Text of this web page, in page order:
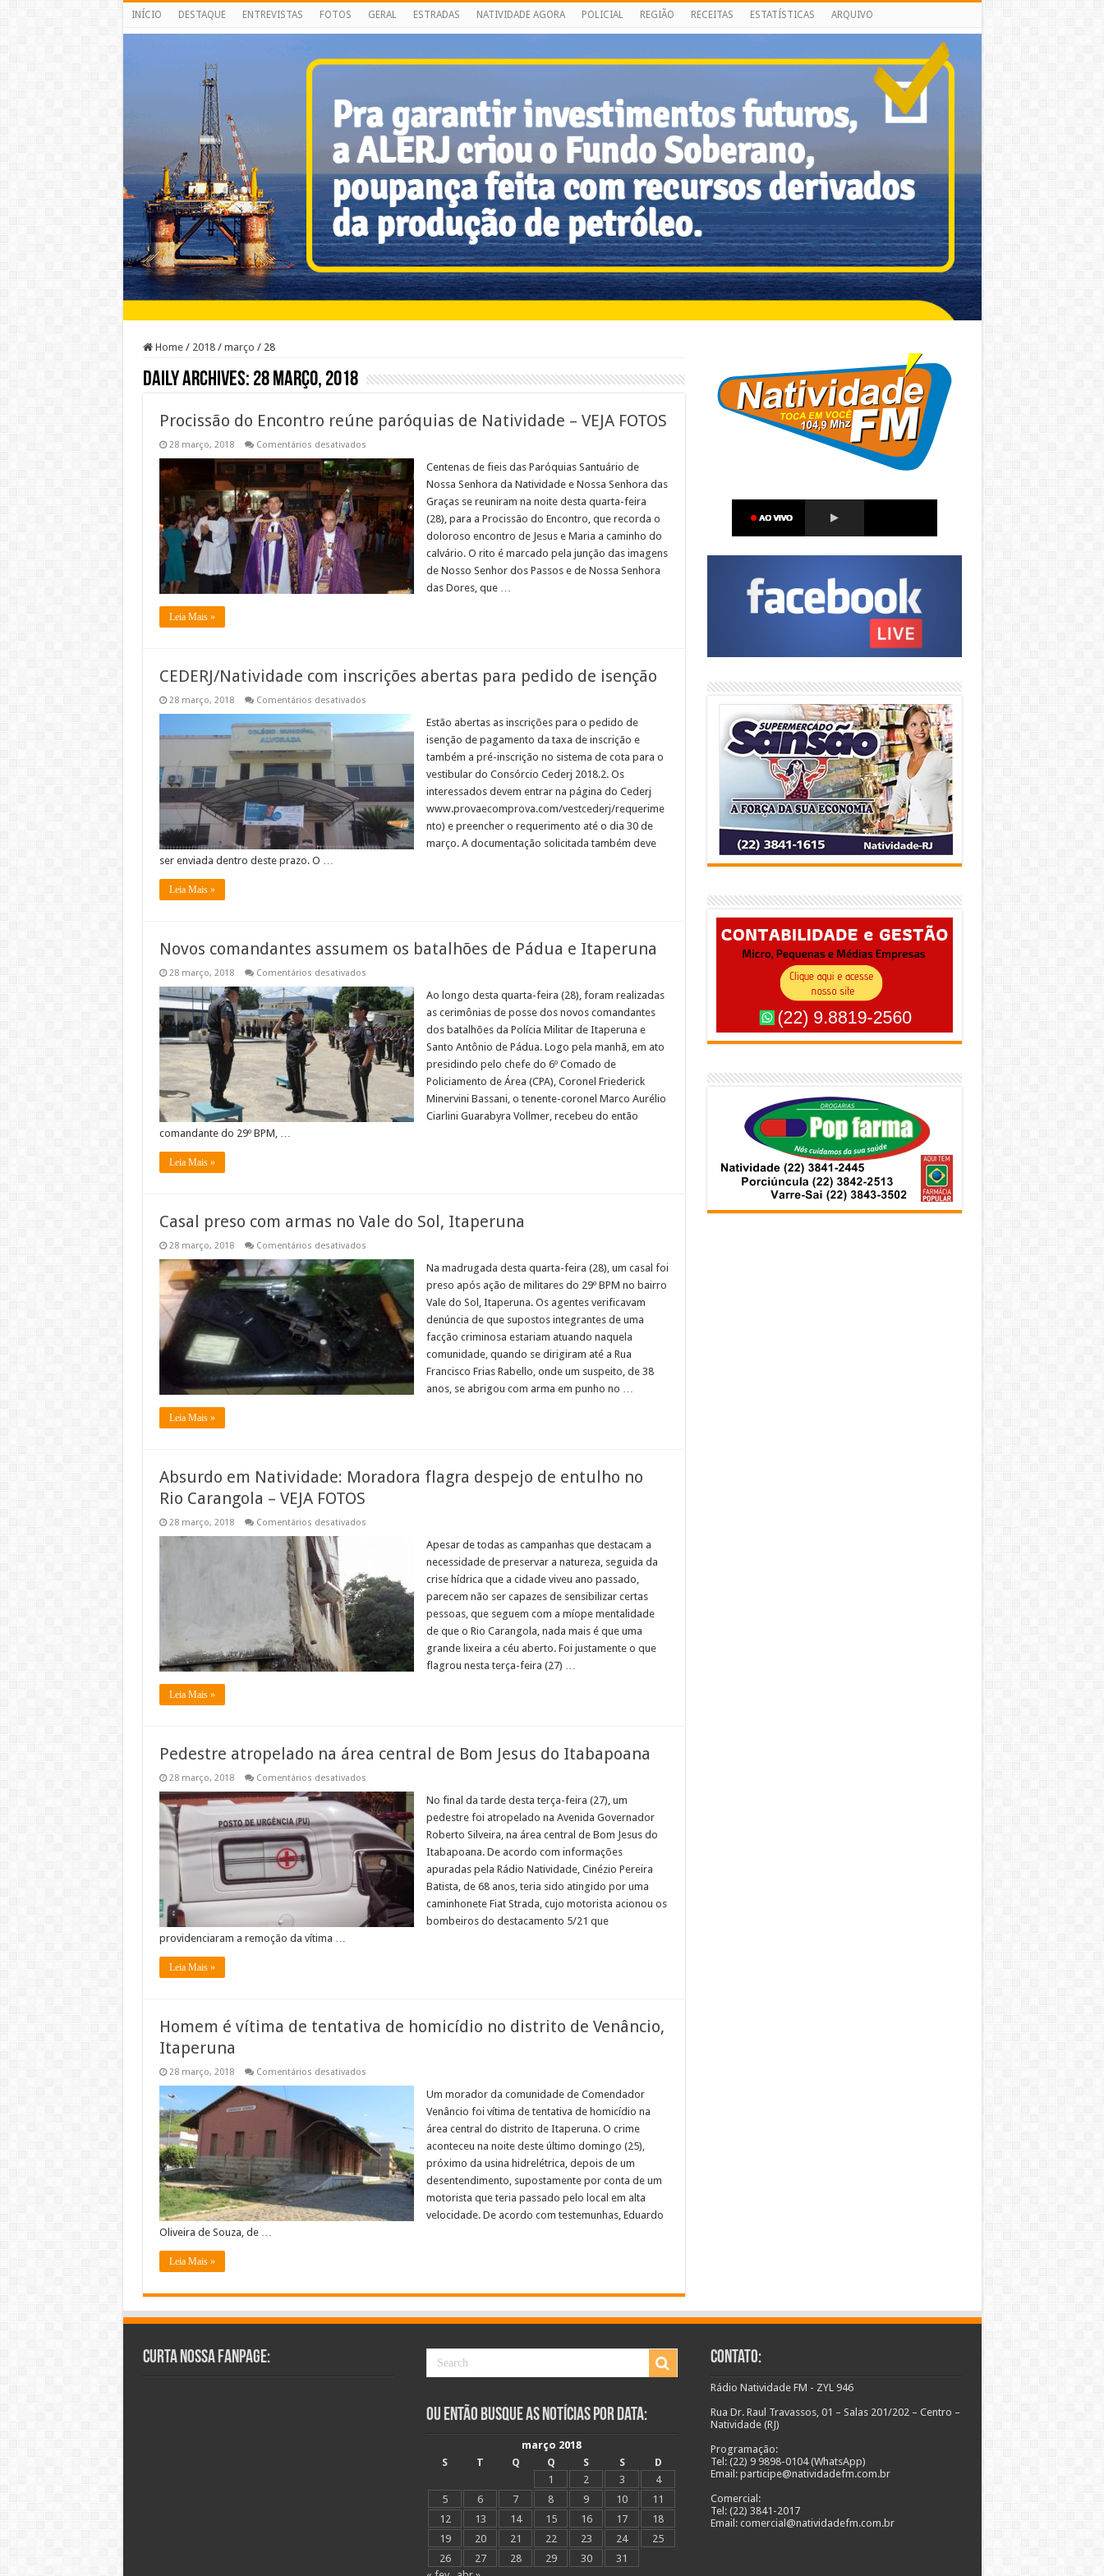
INÍCIO DESTAQUE ENTREVISTAS FOTOS GERAL ESTRADAS NATIVIDADE AGORA POLICIAL REGIÃO RECEITAS ESTATÍSTICAS ARQUIVO
Home / 2018 / março / 28
Daily Archives: 28 março, 2018
Procissão do Encontro reúne paróquias de Natividade – VEJA FOTOS
28 março, 2018 Comentários desativadosem
Encontro
reúne
paróquias
Natividade
–
VEJA
FOTOS
Centenas de fieis das Paróquias Santuário de
Nossa Senhora da Natividade e Nossa Senhora das
Graças se reuniram na noite desta quarta-feira
(28), para a Procissão do Encontro, que recorda o
doloroso encontro de Jesus e Maria a caminho do
calvário. O rito é marcado pela junção das imagens
de Nosso Senhor dos Passos e de Nossa Senhora
das Dores, que …
Leia Mais »
CEDERJ/Natividade com inscrições abertas para pedido de isenção
28 março, 2018 Comentários desativadosem
inscrições
pedido
de
isenção
Estão abertas as inscrições para o pedido de
isenção de pagamento da taxa de inscrição e
também a pré-inscrição no sistema de cota para o
vestibular do Consórcio Cederj 2018.2. Os
interessados devem entrar na página do Cederj
www.provaecomprova.com/vestcederj/requerime
nto) e preencher o requerimento até o dia 30 de
março. A documentação solicitada também deve
ser enviada dentro deste prazo. O …
Leia Mais »
Novos comandantes assumem os batalhões de Pádua e Itaperuna
28 março, 2018 Comentários desativadosem
comandantes
assumem
os
batalhões
de
Pádua
e
Itaperuna
Ao longo desta quarta-feira (28), foram realizadas
as cerimônias de posse dos novos comandantes
dos batalhões da Polícia Militar de Itaperuna e
Santo Antônio de Pádua. Logo pela manhã, em ato
presidindo pelo chefe do 6º Comado de
Policiamento de Área (CPA), Coronel Friederick
Minervini Bassani, o tenente-coronel Marco Aurélio
Ciarlini Guarabyra Vollmer, recebeu do então
comandante do 29º BPM, …
Leia Mais »
Casal preso com armas no Vale do Sol, Itaperuna
28 março, 2018 Comentários desativadosem
preso
com
armas
Sol,
Itaperuna
Na madrugada desta quarta-feira (28), um casal foi
preso após ação de militares do 29º BPM no bairro
Vale do Sol, Itaperuna. Os agentes verificavam
denúncia de que supostos integrantes de uma
facção criminosa estariam atuando naquela
comunidade, quando se dirigiram até a Rua
Francisco Frias Rabello, onde um suspeito, de 38
anos, se abrigou com arma em punho no …
Leia Mais »
Absurdo em Natividade: Moradora flagra despejo de entulho no
Rio Carangola – VEJA FOTOS
28 março, 2018 Comentários desativadosem
flagra
despejo
de
entulho
no
Rio
Carangola
–
VEJA
FOTOS
Apesar de todas as campanhas que destacam a
necessidade de preservar a natureza, seguida da
crise hídrica que a cidade viveu ano passado,
parecem não ser capazes de sensibilizar certas
pessoas, que seguem com a míope mentalidade
de que o Rio Carangola, nada mais é que uma
grande lixeira a céu aberto. Foi justamente o que
flagrou nesta terça-feira (27) …
Leia Mais »
Pedestre atropelado na área central de Bom Jesus do Itabapoana
28 março, 2018 Comentários desativadosem
atropelado
na
área
central
Bom
Jesus
do
Itabapoana
No final da tarde desta terça-feira (27), um
pedestre foi atropelado na Avenida Governador
Roberto Silveira, na área central de Bom Jesus do
Itabapoana. De acordo com informações
apuradas pela Rádio Natividade, Cinézio Pereira
Batista, de 68 anos, teria sido atingido por uma
caminhonete Fiat Strada, cujo motorista acionou os
bombeiros do destacamento 5/21 que
providenciaram a remoção da vítima …
Leia Mais »
Homem é vítima de tentativa de homicídio no distrito de Venâncio,
Itaperuna
28 março, 2018 Comentários desativadosem
de
de
homicídio
no
distrito
de
Venâncio,
Um morador da comunidade de Comendador
Venâncio foi vítima de tentativa de homicídio na
área central do distrito de Itaperuna. O crime
aconteceu na noite deste último domingo (25),
próximo da usina hidrelétrica, depois de um
desentendimento, supostamente por conta de um
motorista que teria passado pelo local em alta
velocidade. De acordo com testemunhas, Eduardo
Oliveira de Souza, de …
Leia Mais »
Curta Nossa Fanpage:
Ou Então Busque as Notícias Por Data:
março 2018
S
T Q Q S S
D
1
2 3
4
5
6 7 8 9 10
11
12
13 14 15 16 17
18
19
20 21 22 23 24
25
26
27 28 29 30
31
Contato:
Rádio Natividade FM - ZYL 946
Rua Dr. Raul Travassos, 01 – Salas 201/202 – Centro –
Natividade (RJ)
Programação:
Tel: (22) 9 9898-0104 (WhatsApp)
Email: participe@natividadefm.com.br
Comercial:
Tel: (22) 3841-2017
Email: comercial@natividadefm.com.br